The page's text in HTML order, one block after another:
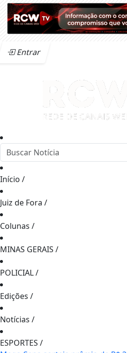
Entrar
Início /
Juiz de Fora /
Colunas /
MINAS GERAIS /
POLICIAL/
Edições /
Notícias /
ESPORTES /